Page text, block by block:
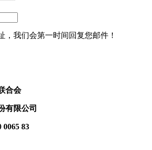
，我们会第一时间回复您邮件！
合会
有限公司
0065 83